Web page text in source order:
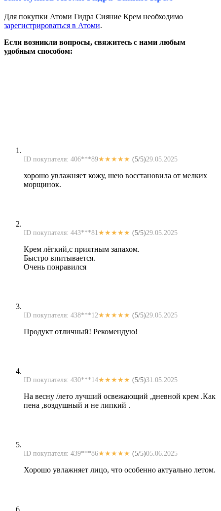
Для покупки Атоми Гидра Сияние Крем необходимо
зарегистрироваться в Атоми.
Если возникли вопросы, свяжитесь с нами любым
удобным способом:
ID покупателя: 406***89★★★★★ (5/5)29.05.2025
хорошо увлажняет кожу, шею восстановила от мелких
морщинок.
ID покупателя: 443***81 ★★★★★ (5/5)29.05.2025
Крем лёгкий,с приятным запахом.
Быстро впитывается.
Очень понравился
ID покупателя: 438***12★★★★★ (5/5)29.05.2025
Продукт отличный! Рекомендую!
ID покупателя: 430***14★★★★★ (5/5)31.05.2025
На весну /лето лучший освежающий ,дневной крем .Как
пена ,воздушный и не липкий .
ID покупателя: 439***86★★★★★ (5/5)05.06.2025
Хорошо увлажняет лицо, что особенно актуально летом.